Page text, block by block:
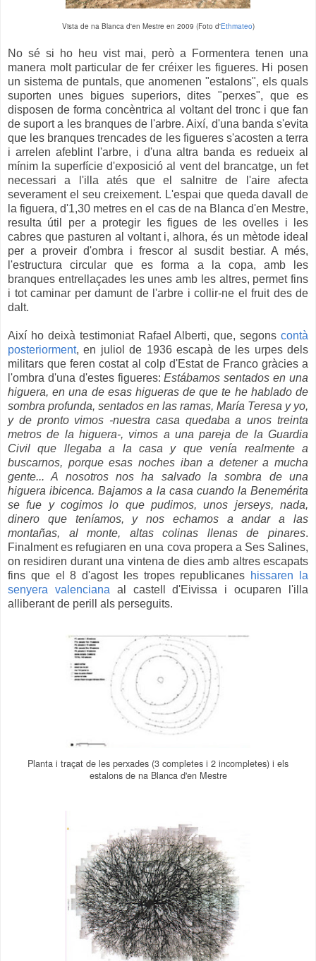
Vista de na Blanca d'en Mestre en 2009 (Foto d'Ethmateo)
No sé si ho heu vist mai, però a Formentera tenen una
manera molt particular de fer créixer les figueres. Hi posen
un sistema de puntals, que anomenen "estalons", els quals
suporten unes bigues superiors, dites "perxes", que es
disposen de forma concèntrica al voltant del tronc i que fan
de suport a les branques de l'arbre. Així, d'una banda s'evita
que les branques trencades de les figueres s'acosten a terra
i arrelen afeblint l'arbre, i d'una altra banda es redueix al
mínim la superfície d'exposició al vent del brancatge, un fet
necessari a l'illa atés que el salnitre de l'aire afecta
severament el seu creixement. L'espai que queda davall de
la figuera, d'1,30 metres en el cas de na Blanca d'en Mestre,
resulta útil per a protegir les figues de les ovelles i les
cabres que pasturen al voltant i, alhora, és un mètode ideal
per a proveir d'ombra i frescor al susdit bestiar. A més,
l'estructura circular que es forma a la copa, amb les
branques entrellaçades les unes amb les altres, permet fins
i tot caminar per damunt de l'arbre i collir-ne el fruit des de
dalt.
Així ho deixà testimoniat Rafael Alberti, que, segons contà
posteriorment, en juliol de 1936 escapà de les urpes dels
militars que feren costat al colp d'Estat de Franco gràcies a
l'ombra d'una d'estes figueres:Estábamos sentados en una
higuera, en una de esas higueras de que te he hablado de
sombra profunda, sentados en las ramas, María Teresa y yo,
y de pronto vimos -nuestra casa quedaba a unos treinta
metros de la higuera-, vimos a una pareja de la Guardia
Civil que llegaba a la casa y que venía realmente a
buscarnos, porque esas noches iban a detener a mucha
gente... A nosotros nos ha salvado la sombra de una
higuera ibicenca. Bajamos a la casa cuando la Benemérita
se fue y cogimos lo que pudimos, unos jerseys, nada,
dinero que teníamos, y nos echamos a andar a las
montañas, al monte, altas colinas llenas de pinares.
Finalment es refugiaren en una cova propera a Ses Salines,
on residiren durant una vintena de dies amb altres escapats
fins que el 8 d'agost les tropes republicanes hissaren la
senyera valenciana al castell d'Eivissa i ocuparen l'illa
alliberant de perill als perseguits.
Planta i traçat de les perxades (3 completes i 2 incompletes) i els
estalons de na Blanca d'en Mestre